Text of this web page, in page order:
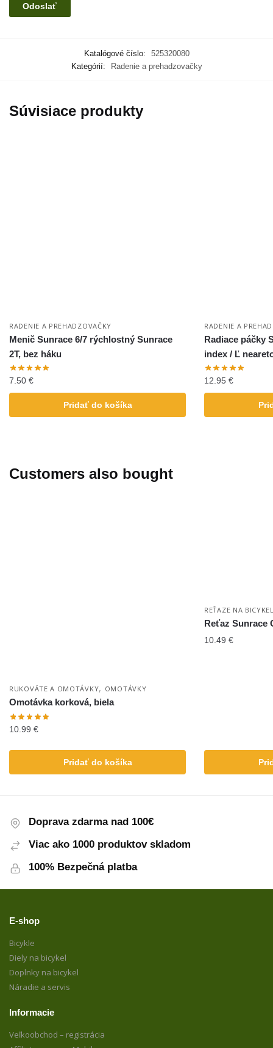
Katalógové číslo:
525320080
Kategórií:
Radenie a prehadzovačky
Súvisiace produkty
RADENIE A PREHADZOVAČKY
Menič Sunrace 6/7 rýchlostný Sunrace
2T, bez háku
7.50 €
Pridať do košíka
RADENIE A
Radiace páčky
index / Ľ
12.95 €
Customers also bought
RUKOVÄTE A OMOTÁVKY, OMOTÁVKY
Omotávka korková, biela
10.99 €
Pridať do košíka
REŤAZE NA
Reťaz Sunrace
10.49 €
Doprava zdarma nad 100€
Viac ako 1000 produktov skladom
100% Bezpečná platba
E-shop
Bicykle
Diely na bicykel
Doplnky na bicykel
Náradie a servis
Informacie
Veľkoobchod – registrácia